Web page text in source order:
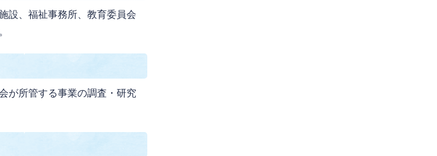
設、福祉事務所、教育委員会
が所管する事業の調査・研究